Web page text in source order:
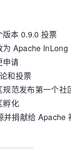
本 0.9.0 投票
Apache InLong
申请
和投票
范发布第一个社
孵化
并捐献给 Apache